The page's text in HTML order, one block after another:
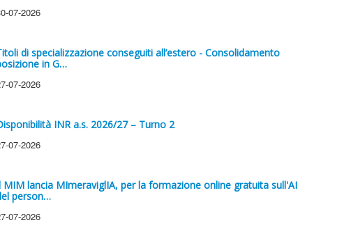
07-2026
di specializzazione conseguiti all’estero - Consolidamento
in G…
07-2026
INR a.s. 2026/27 – Turno 2
07-2026
MIM lancia MImeraviglIA, per la formazione online gratuita sull'AI
person…
07-2026